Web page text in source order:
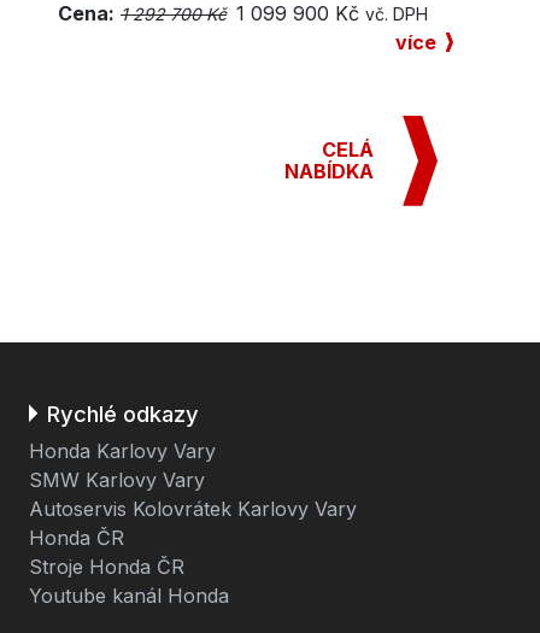
Cena: 1 292 700 Kč 1 099 900 Kč vč. DPH
více
CELÁ
NABÍDKA
Rychlé odkazy
Honda Karlovy Vary
SMW Karlovy Vary
Autoservis Kolovrátek Karlovy Vary
Honda ČR
Stroje Honda ČR
Youtube kanál Honda